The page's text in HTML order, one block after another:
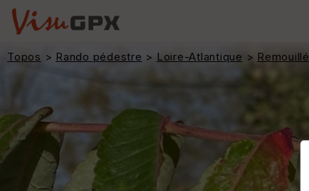
Topos > Rando pédestre > Loire-Atlantique > Remouillé